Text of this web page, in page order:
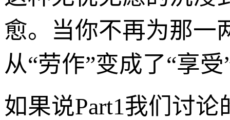
愈。当你不再为那一
从“劳作”变成了“享受
如果说Part1我们讨